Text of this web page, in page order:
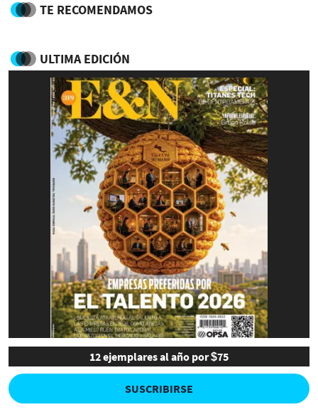
TE RECOMENDAMOS
ULTIMA EDICIÓN
12 ejemplares al año por $75
SUSCRIBIRSE